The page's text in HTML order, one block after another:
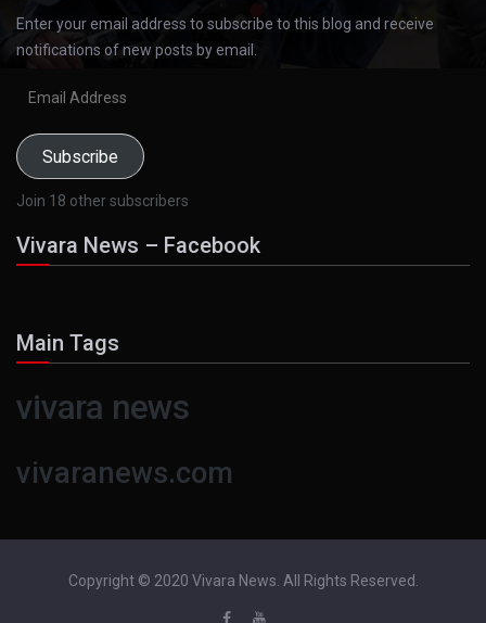
Enter your email address to subscribe to this blog and receive
notifications of new posts by email.
Subscribe
Join 18 other subscribers
Vivara News – Facebook
Main Tags
vivara news
vivaranews.com
Copyright © 2020 Vivara News. All Rights Reserved.